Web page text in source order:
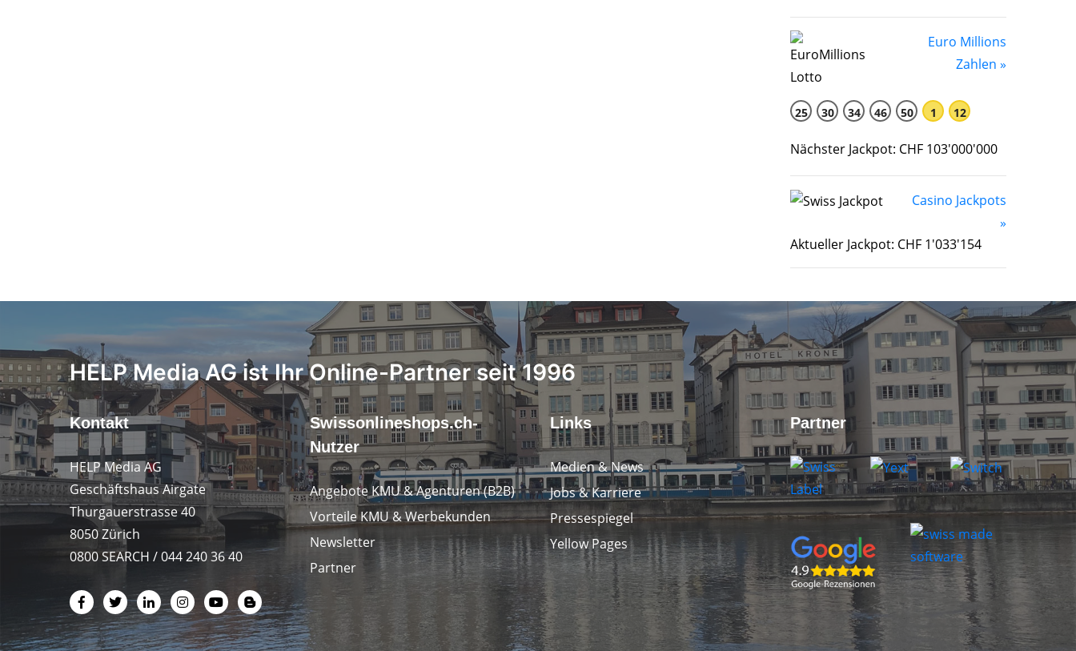
Euro Millions
Zahlen »
25 30 34 46 50 1 12
Nächster Jackpot: CHF 103'000'000
Casino Jackpots
»
Aktueller Jackpot: CHF 1'033'154
HELP Media AG ist Ihr Online-Partner seit 1996
Kontakt
HELP Media AG
Geschäftshaus Airgate
Thurgauerstrasse 40
8050 Zürich
0800 SEARCH / 044 240 36 40
Swissonlineshops.ch-
Nutzer
Angebote KMU & Agenturen (B2B)
Vorteile KMU & Werbekunden
Newsletter
Partner
Links
Medien & News
Jobs & Karriere
Pressespiegel
Yellow Pages
Partner